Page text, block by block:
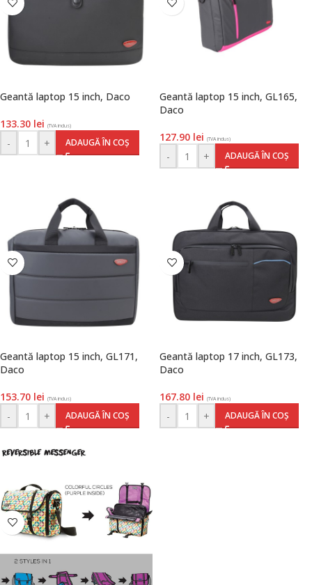
Geantă laptop 15 inch, Daco
133.30 lei (TVA inclus)
- + ADAUGĂ ÎN COȘ
Geantă laptop 15 inch, GL165,
Daco
127.90 lei (TVA inclus)
- + ADAUGĂ ÎN COȘ
Geantă laptop 15 inch, GL171,
Daco
153.70 lei (TVA inclus)
- + ADAUGĂ ÎN COȘ
Geantă laptop 17 inch, GL173,
Daco
167.80 lei (TVA inclus)
- + ADAUGĂ ÎN COȘ